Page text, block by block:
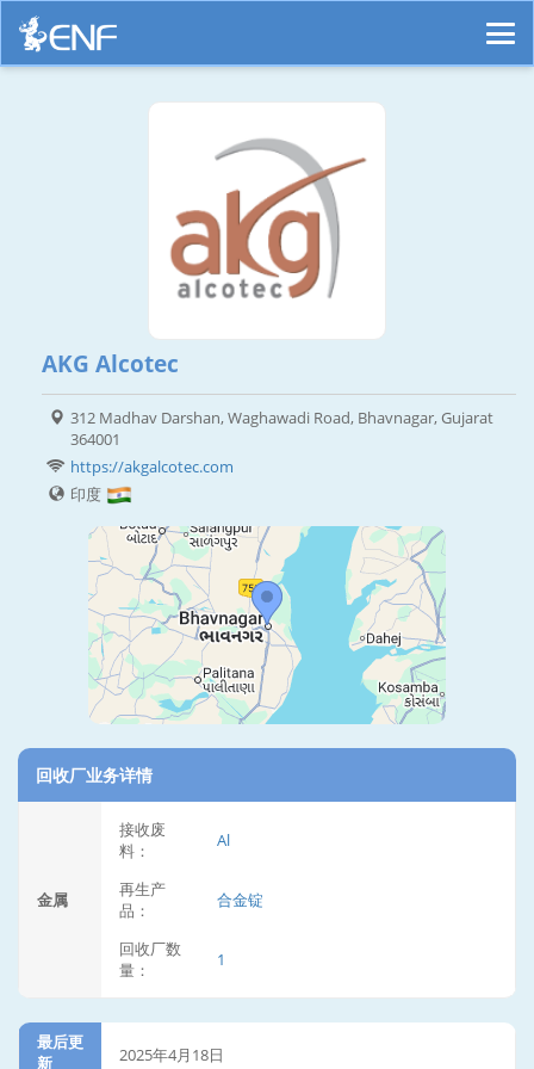
AKG Alcotec
312 Madhav Darshan, Waghawadi Road, Bhavnagar, Gujarat
364001
https://akgalcotec.com
印度
回收厂业务详情
金属
接收废
料：
Al
再生产
品：
合金锭
回收厂数
量：
1
最后更
新
2025年4月18日